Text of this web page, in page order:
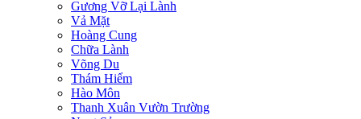
Gương Vỡ Lại Lành
Vả Mặt
Hoàng Cung
Chữa Lành
Võng Du
Thám Hiểm
Hào Môn
Thanh Xuân Vườn Trường